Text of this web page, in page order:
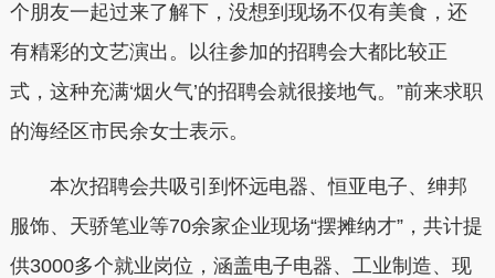
个朋友一起过来了解下，没想到现场不仅有美食，还
有精彩的文艺演出。以往参加的招聘会大都比较正
式，这种充满‘烟火气’的招聘会就很接地气。”前来求职
的海经区市民余女士表示。
本次招聘会共吸引到怀远电器、恒亚电子、绅邦
服饰、天骄笔业等70余家企业现场“摆摊纳才”，共计提
供3000多个就业岗位，涵盖电子电器、工业制造、现